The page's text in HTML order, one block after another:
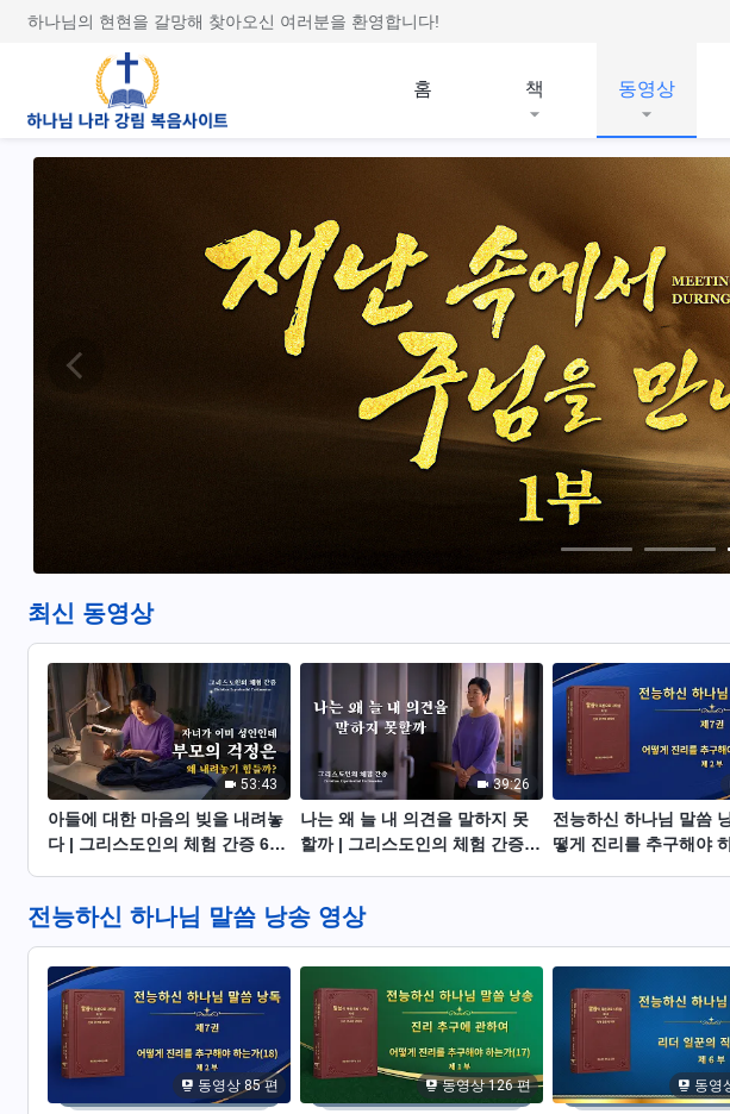
하나님의 현현을 갈망해 찾아오신 여러분을 환영합니다!
홈 책 동영상
최신 동영상
53:43
아들에 대한 마음의 빚을 내려놓
다 | 그리스도인의 체험 간증 625
39:26
나는 왜 늘 내 의견을 말하지 못
할까 | 그리스도인의 체험 간증
전능하신 하나님 말씀
떻게 진리를 추구해야
전능하신 하나님 말씀 낭송 영상
동영상 85 편 동영상 126 편 동영